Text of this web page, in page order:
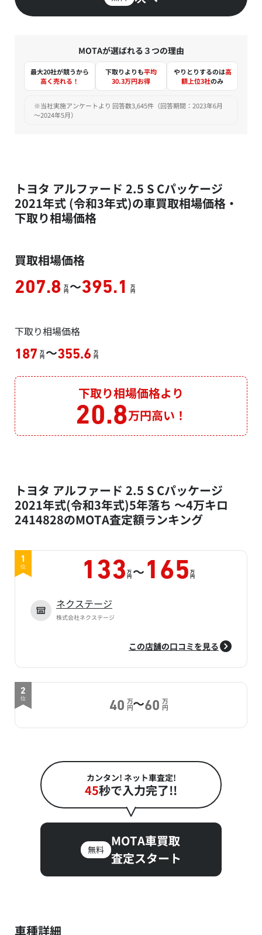
MOTAが選ばれる３つの理由
最大20社が競うから
高く売れる！
下取りよりも平均
30.3万円お得
やりとりするのは高
額上位3社のみ
※当社実施アンケートより 回答数3,645件（回答期間：2023年6月
～2024年5月）
トヨタ アルファード 2.5 S Cパッケージ
2021年式 (令和3年式)の車買取相場価格・
下取り相場価格
買取相場価格
207.8 万
円 ～395.1 万
円
下取り相場価格
187 万
円 ～355.6 万
円
下取り相場価格より
20.8万円高い！
トヨタ アルファード 2.5 S Cパッケージ
2021年式(令和3年式)5年落ち ～4万キロ
2414828のMOTA査定額ランキング
1
位 133 万
円 ～ 165 万
円
ネクステージ
株式会社ネクステージ
この店舗の口コミを見る
2
位
40 万
円～60 万
円
カンタン! ネット車査定!
45秒で入力完了!!
無料
MOTA車買取
査定スタート
車種詳細